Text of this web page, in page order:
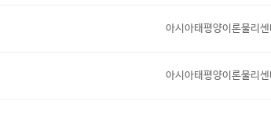
아시아태평양이론물리센
아시아태평양이론물리센